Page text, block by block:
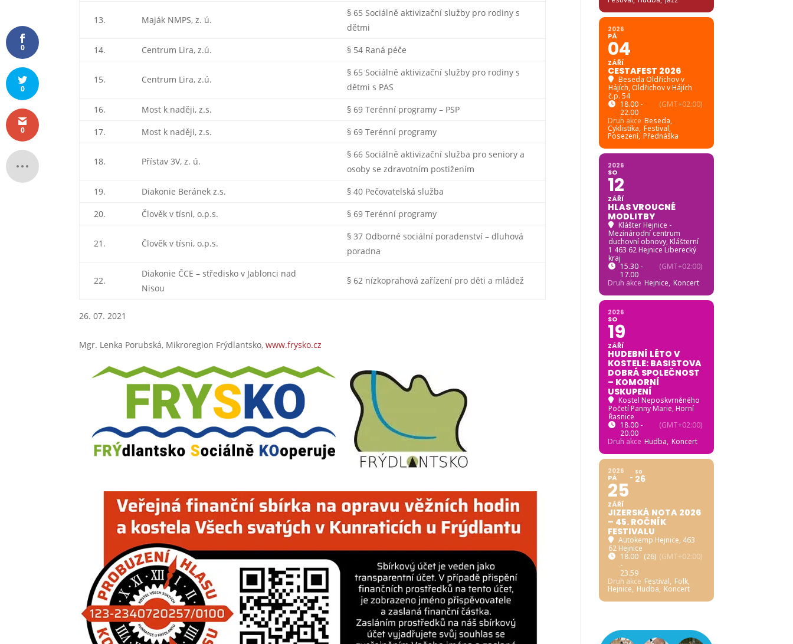
13. Maják NMPS, z. ú.
§ 65 Sociálně aktivizační služby pro rodiny s
dětmi
14.
Centrum Lira, z.ú. § 54 Raná péče
15. Centrum Lira, z.ú.
§ 65 Sociálně aktivizační služby pro rodiny s
dětmi s PAS
16.
Most k naději, z.s.
§ 69 Terénní programy – PSP
17.
Most k naději, z.s. § 69 Terénní programy
18. Přístav 3V, z. ú.
§ 66 Sociálně aktivizační služba pro seniory a
osoby se zdravotním postižením
19.
Diakonie Beránek z.s.
§ 40 Pečovatelská služba
20.
Člověk v tísni, o.p.s. § 69 Terénní programy
21. Člověk v tísni, o.p.s.
§ 37 Odborné sociální poradenství – dluhová
poradna
22.
Diakonie ČCE – středisko v Jablonci nad
Nisou
§ 62 nízkoprahová zařízení pro děti a mládež
07. 2021
Mgr. Lenka Porubská, Mikroregion Frýdlantsko,www.frysko.cz
2026
PÁ
04
ZÁŘÍ
CESTAFEST 2026
Beseda Oldřichov v
Hájích, Oldřichov v Hájích
č.p. 54
18.00 -
22.00
(GMT+02:00)
Druh akce Beseda,
Cyklistika, Festival,
Posezení, Přednáška
2026
SO
12
ZÁŘÍ
HLAS VROUCNÉ
MODLITBY
Klášter Hejnice -
Mezinárodní centrum
duchovní obnovy, Klášterní
1 463 62 Hejnice Liberecký
kraj
15.30 -
17.00
(GMT+02:00)
Druh akce Hejnice, Koncert
2026
SO
19
ZÁŘÍ
HUDEBNÍ LÉTO V
KOSTELE: BASISTOVA
DOBRÁ SPOLEČNOST
– KOMORNÍ
USKUPENÍ
Kostel Neposkvrněného
Početí Panny Marie, Horní
Řasnice
18.00 -
20.00
(GMT+02:00)
Druh akce Hudba, Koncert
2026
PÁ
25
ZÁŘÍ
SO
26
JIZERSKÁ NOTA 2026
– 45. ROČNÍK
FESTIVALU
Autokemp Hejnice, 463
62 Hejnice
18.00
-
23.59
(26) (GMT+02:00)
Druh akce Festival, Folk,
Hejnice, Hudba, Koncert
0
0
0